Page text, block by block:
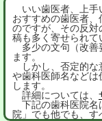
いい歯医者、上手
おすすめの歯医者
のですが、その反
稿も多く寄せられて
多少の文句（改善
ます。
しかし、否定的な
や歯科医師名などは
します。
詳細については、
下記の歯科医院名
院」でも他でも、す